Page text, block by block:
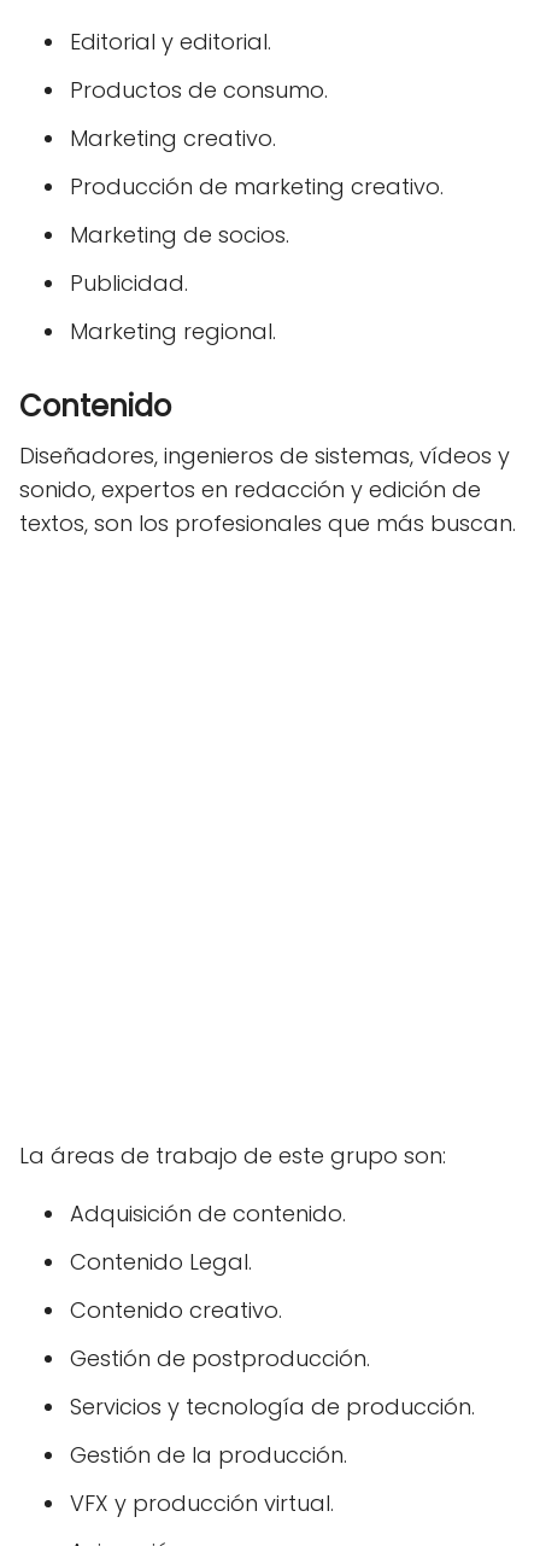
Editorial y editorial.
Productos de consumo.
Marketing creativo.
Producción de marketing creativo.
Marketing de socios.
Publicidad.
Marketing regional.
Contenido
Diseñadores, ingenieros de sistemas, vídeos y
sonido, expertos en redacción y edición de
textos, son los profesionales que más buscan.
La áreas de trabajo de este grupo son:
Adquisición de contenido.
Contenido Legal.
Contenido creativo.
Gestión de postproducción.
Servicios y tecnología de producción.
Gestión de la producción.
VFX y producción virtual.